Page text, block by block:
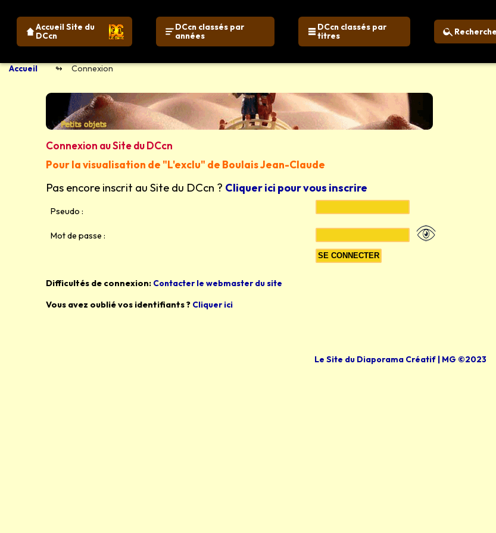
Accueil Connexion
Accueil Site du
DCcn
DCcn classés par
années
DCcn classés par
titres
Connexion au Site du DCcn
Pour la visualisation de "L'exclu" de Boulais Jean-Claude
Pas encore inscrit au Site du DCcn ? Cliquer ici pour vous inscrire
Pseudo :
Mot de passe :
Difficultés de connexion: Contacter le webmaster du site
Vous avez oublié vos identifiants ? Cliquer ici
Le Site du Diaporama Créatif | MG ©2023